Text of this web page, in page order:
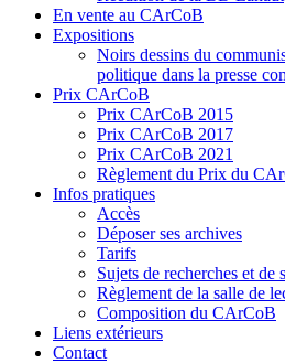
En vente au CArCoB
Expositions
Noirs dessins du
politique dans la presse
Prix CArCoB
Prix CArCoB 2015
Prix CArCoB 2017
Prix CArCoB 2021
Règlement du Prix du
Infos pratiques
Accès
Déposer ses archives
Tarifs
Sujets de recherches et de
Règlement de la salle de
Composition du CArCoB
Liens extérieurs
Contact